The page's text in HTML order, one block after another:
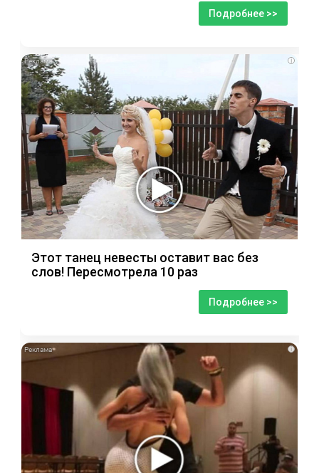
Подробнее >>
i
Этот танец невесты оставит вас без
слов! Пересмотрела 10 раз
Подробнее >>
i